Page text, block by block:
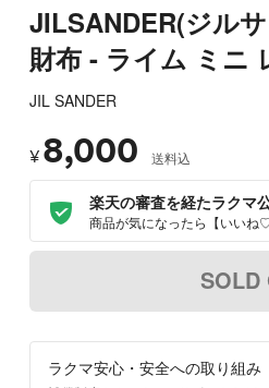
JILSANDER(ジル
財布 - ライム ミニ
JIL SANDER
¥ 8,000 送料込
楽天の審査を経たラクマ
商品が気になったら【いいね
SOLD
ラクマ安心・安全への取り組み